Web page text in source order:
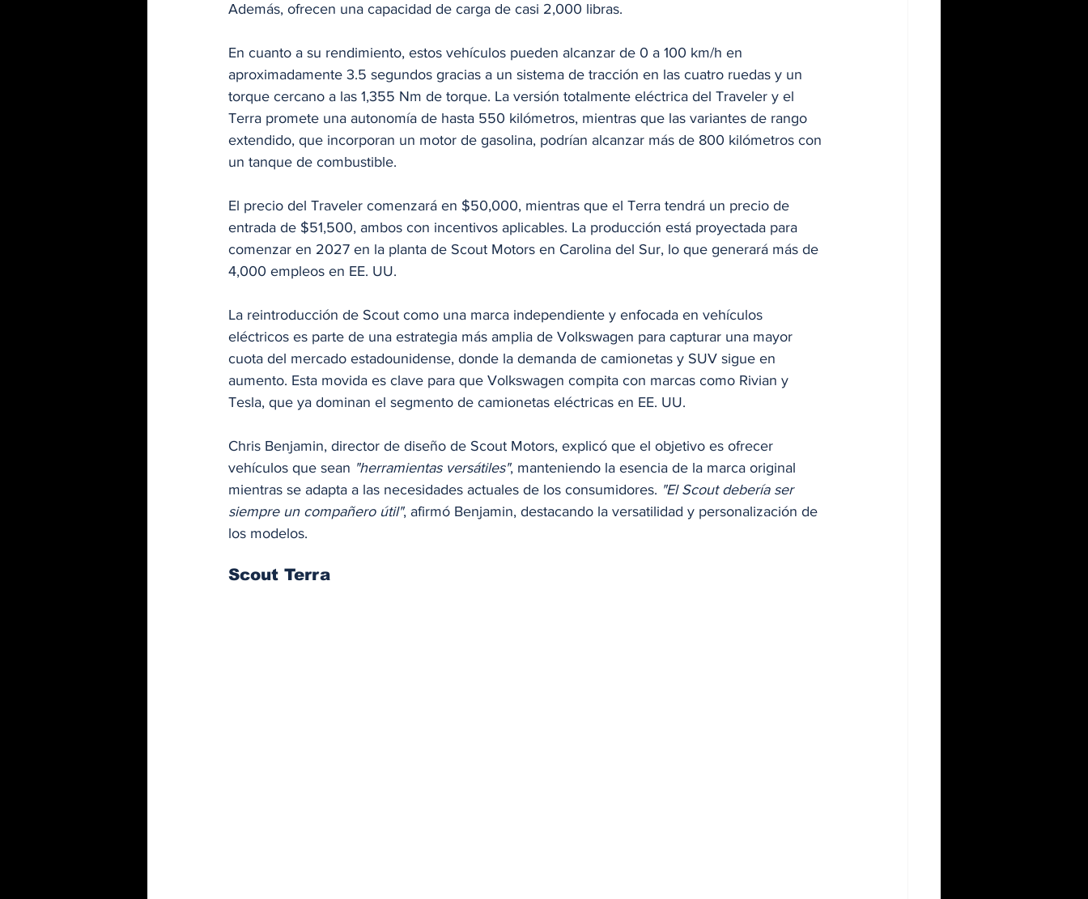
Además, ofrecen una capacidad de carga de casi 2,000 libras.
En cuanto a su rendimiento, estos vehículos pueden alcanzar de 0 a 100 km/h en
aproximadamente 3.5 segundos gracias a un sistema de tracción en las cuatro ruedas y un
torque cercano a las 1,355 Nm de torque. La versión totalmente eléctrica del Traveler y el
Terra promete una autonomía de hasta 550 kilómetros, mientras que las variantes de rango
extendido, que incorporan un motor de gasolina, podrían alcanzar más de 800 kilómetros con
un tanque de combustible.
El precio del Traveler comenzará en $50,000, mientras que el Terra tendrá un precio de
entrada de $51,500, ambos con incentivos aplicables. La producción está proyectada para
comenzar en 2027 en la planta de Scout Motors en Carolina del Sur, lo que generará más de
4,000 empleos en EE. UU.​
La reintroducción de Scout como una marca independiente y enfocada en vehículos
eléctricos es parte de una estrategia más amplia de Volkswagen para capturar una mayor
cuota del mercado estadounidense, donde la demanda de camionetas y SUV sigue en
aumento. Esta movida es clave para que Volkswagen compita con marcas como Rivian y
Tesla, que ya dominan el segmento de camionetas eléctricas en EE. UU.​
Chris Benjamin, director de diseño de Scout Motors, explicó que el objetivo es ofrecer
vehículos que sean "herramientas versátiles", manteniendo la esencia de la marca original
mientras se adapta a las necesidades actuales de los consumidores. "El Scout debería ser
siempre un compañero útil", afirmó Benjamin, destacando la versatilidad y personalización de
los modelos.
Scout Terra